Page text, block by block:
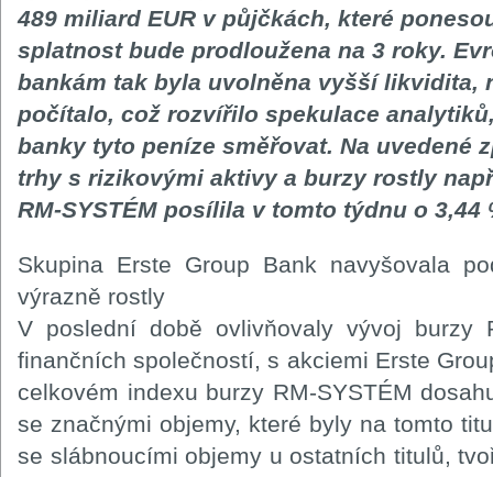
489 miliard EUR v půjčkách, které
splatnost bude prodloužena na 3 roky.
bankám tak byla uvolněna vyšší likvidita,
počítalo, což rozvířilo spekulace
banky tyto peníze směřovat. Na uvedené
trhy s rizikovými aktivy a burzy rostly
RM-SYSTÉM posílila v tomto týdnu o 3,44
Skupina Erste Group Bank navyšovala
výrazně rostly
V poslední době ovlivňovaly vývoj burzy
finančních společností, s akciemi Erste
celkovém indexu burzy RM-SYSTÉM
se značnými objemy, které byly na tomto
se slábnoucími objemy u ostatních titulů,